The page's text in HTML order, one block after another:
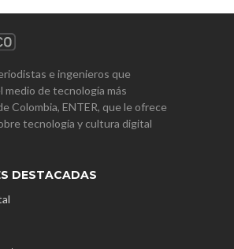
e ingenieros que
medio de tecnología más
Colombia, ENTER, que le ofrece
tecnología y cultura digital
DESTACADAS